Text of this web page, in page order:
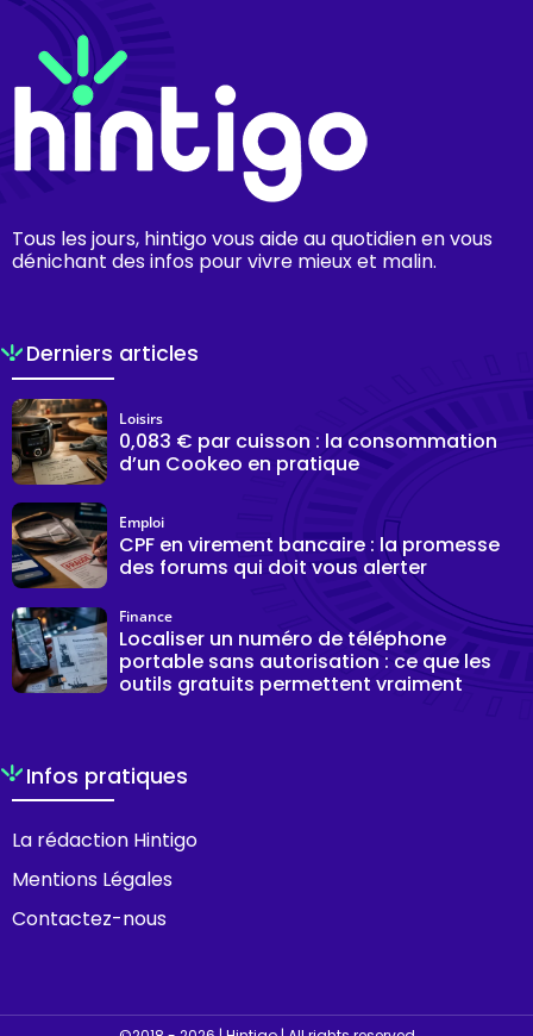
Tous les jours, hintigo vous aide au quotidien en vous
dénichant des infos pour vivre mieux et malin.
Derniers articles
0,083 € par cuisson : la consommation
d’un Cookeo en pratique
Loisirs
CPF en virement bancaire : la promesse
des forums qui doit vous alerter
Emploi
Localiser un numéro de téléphone
portable sans autorisation : ce que les
outils gratuits permettent vraiment
Finance
Infos pratiques
La rédaction Hintigo
Mentions Légales
Contactez-nous